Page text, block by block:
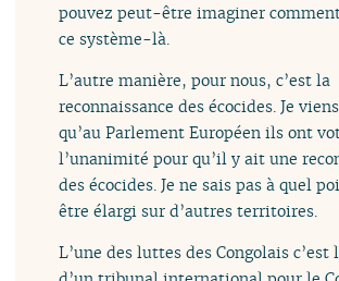
pouvez peut-être imaginer
ce système-là.
L’autre manière, pour nous, c’est la
reconnaissance des écocides. Je
qu’au Parlement Européen ils ont
l’unanimité pour qu’il y ait une
des écocides. Je ne sais pas à quel
être élargi sur d’autres territoires.
L’une des luttes des Congolais c’est